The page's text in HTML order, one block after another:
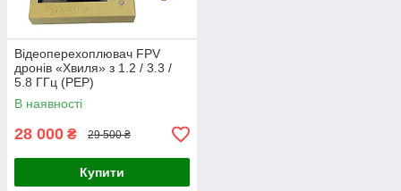
Відеоперехоплювач FPV
дронів «Хвиля» з 1.2 / 3.3 /
5.8 ГГц (РЕР)
В наявності
28 000 ₴ 29 500 ₴
Купити